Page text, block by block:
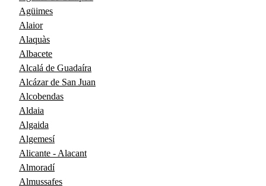
Agüimes
Alaior
Alaquàs
Albacete
Alcalá de Guadaíra
Alcázar de San Juan
Alcobendas
Aldaia
Algaida
Algemesí
Alicante - Alacant
Almoradí
Almussafes